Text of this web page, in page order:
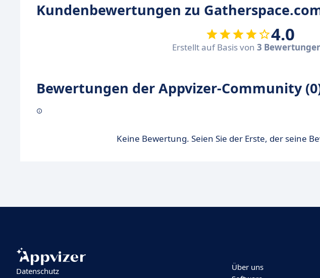
Kundenbewertungen zu
4.0
Erstellt auf Basis von 3
Bewertungen der Appvizer-Community
Keine Bewertung. Seien Sie der Erste, der seine
Datenschutz
Über uns